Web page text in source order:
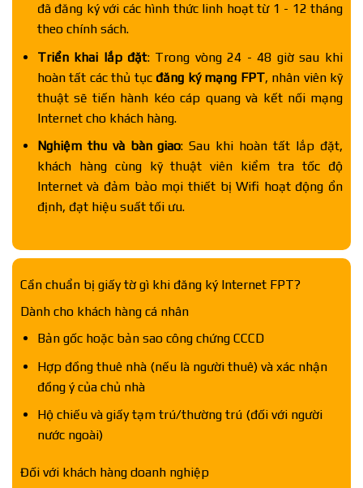
đã đăng ký với các hình thức linh hoạt từ 1 - 12 tháng
theo chính sách.
Triển khai lắp đặt: Trong vòng 24 - 48 giờ sau khi
hoàn tất các thủ tục đăng ký mạng FPT, nhân viên kỹ
thuật sẽ tiến hành kéo cáp quang và kết nối mạng
Internet cho khách hàng.
Nghiệm thu và bàn giao: Sau khi hoàn tất lắp đặt,
khách hàng cùng kỹ thuật viên kiểm tra tốc độ
Internet và đảm bảo mọi thiết bị Wifi hoạt động ổn
định, đạt hiệu suất tối ưu.
Cần chuẩn bị giấy tờ gì khi đăng ký Internet FPT?
Dành cho khách hàng cá nhân
Bản gốc hoặc bản sao công chứng CCCD
Hợp đồng thuê nhà (nếu là người thuê) và xác nhận
đồng ý của chủ nhà
Hộ chiếu và giấy tạm trú/thường trú (đối với người
nước ngoài)
Đối với khách hàng doanh nghiệp